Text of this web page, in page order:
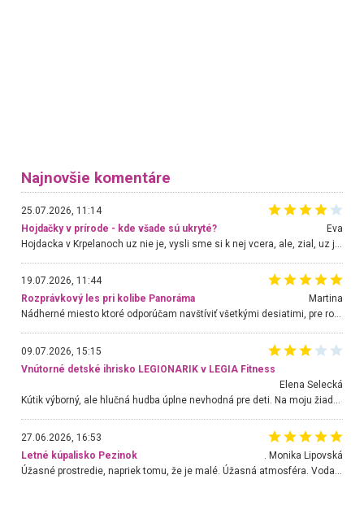
Najnovšie komentáre
25.07.2026, 11:14
Hojdačky v prírode - kde všade sú ukryté?
Eva
19.07.2026, 11:44
Rozprávkový les pri kolibe Panoráma
Martina
Nádherné miesto ktoré odporúčam navštíviť všetkými desiatimi, pre rodiny s deťmi, dôchodcom... Proste a jednoducho ozaj rozprávkový les.. určite ešte prídeme. Odniesli sme si na pamiatku krásne tričká,
09.07.2026, 15:15
Vnútorné detské ihrisko LEGIONARIK v LEGIA Fitness
Elena Selecká
Kútik výborný, ale hlučná hudba úplne nevhodná pre deti. Na moju žiadosť o aspoň sušenie nereagovali.
27.06.2026, 16:53
Letné kúpalisko Pezinok
. Monika Lipovská